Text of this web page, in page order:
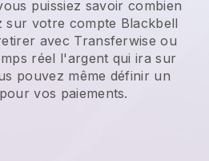
puissiez savoir combien
sur votre compte Blackbell
avec Transferwise ou
réel l'argent qui ira sur
pouvez même définir un
vos paiements.